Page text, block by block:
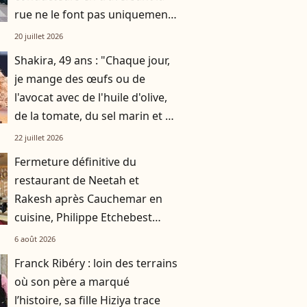
rue ne le font pas uniquement
par gratitude
20 juillet 2026
Shakira, 49 ans : "Chaque jour,
je mange des œufs ou de
l'avocat avec de l'huile d'olive,
de la tomate, du sel marin et un
smoothie"
22 juillet 2026
Fermeture définitive du
restaurant de Neetah et
Rakesh après Cauchemar en
cuisine, Philippe Etchebest
pensait les avoir sauvés
6 août 2026
Franck Ribéry : loin des terrains
où son père a marqué
l’histoire, sa fille Hiziya trace